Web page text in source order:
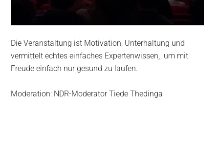
Die Veranstaltung ist Motivation, Unterhaltung und
vermittelt echtes einfaches Expertenwissen, um mit
Freude einfach nur gesund zu laufen.
Moderation: NDR-Moderator Tiede Thedinga